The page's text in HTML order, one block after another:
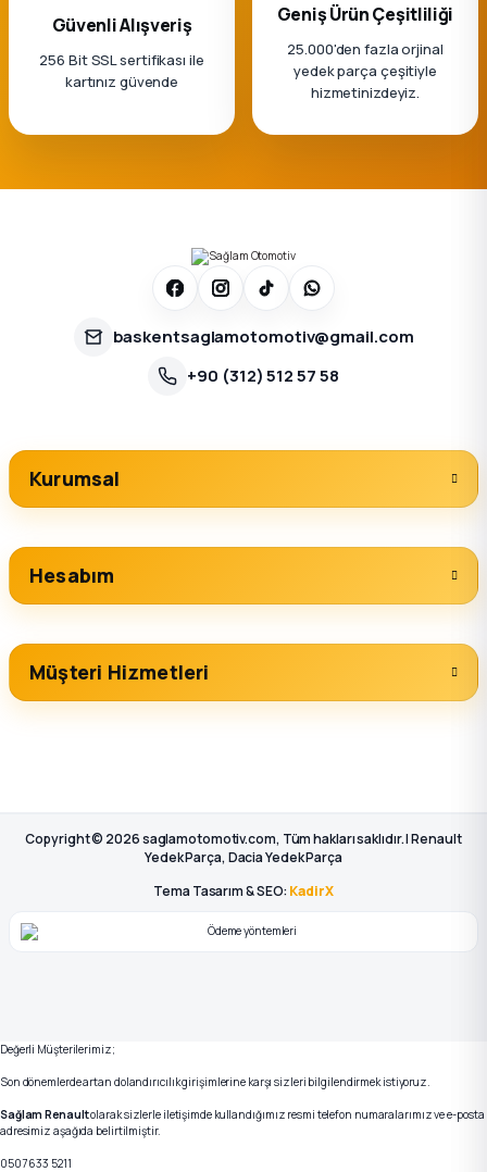
Güvenli Alışveriş
256 Bit SSL sertifikası ile
kartınız güvende
Geniş Ürün Çeşitliliği
25.000'den fazla orjinal
yedek parça çeşitiyle
hizmetinizdeyiz.
baskentsaglamotomotiv@gmail.com
+90 (312) 512 57 58
Kurumsal
Hesabım
Müşteri Hizmetleri
Copyright © 2026 saglamotomotiv.com, Tüm hakları saklıdır. | Renault
Yedek Parça, Dacia Yedek Parça
Tema Tasarım & SEO: KadirX
Değerli Müşterilerimiz;
Son dönemlerde artan dolandırıcılık girişimlerine karşı sizleri bilgilendirmek istiyoruz.
Sağlam Renaultolarak sizlerle iletişimde kullandığımız resmi telefon numaralarımız ve e-posta
adresimiz aşağıda belirtilmiştir.
0507 633 5211